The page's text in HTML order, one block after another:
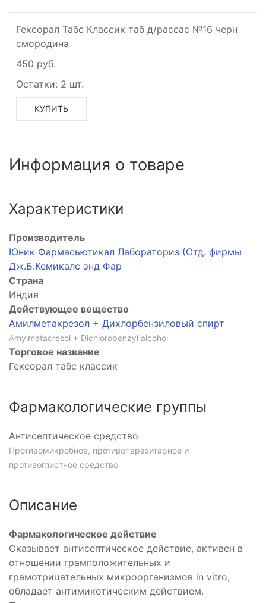
Гексорал Табс Классик таб д/рассас №16 черн
смородина
450 руб.
Остатки: 2 шт.
КУПИТЬ
Информация о товаре
Характеристики
Производитель
Юник Фармасьютикал Лабораториз (Отд. фирмы
Дж.Б.Кемикалс энд Фар
Страна
Индия
Действующее вещество
Амилметакрезол + Дихлорбензиловый спирт
Amylmetacresol + Dichlorobenzyl alcohol
Торговое название
Гексорал табс классик
Фармакологические группы
Антисептическое средство
Противомикробное, противопаразитарное и
противоглистное средство
Описание
Фармакологическое действие
Оказывает антисептическое действие, активен в
отношении грамположительных и
грамотрицательных микроорганизмов in vitro,
обладает антимикотическим действием.